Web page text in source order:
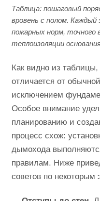
Таблица: пошаговый
вровень с полом.
пожарных норм,
теплоизоляции
Как видно из
отличается от
исключением
Особое внимание
планированию и
процесс схож:
дымохода
правилам. Ниже
советов по некоторым